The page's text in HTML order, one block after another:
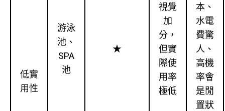
低實
用性
游泳
池、
SPA
池
★
視覺
加
分，
但實
際使
用率
極低
本、
水電
費驚
人、
高機
率會
是閒
置狀